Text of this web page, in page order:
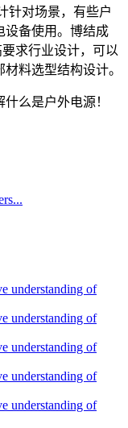
针对场景，有些户
设备使用。博结成
求行业设计，可以
料选型结构设计。
么是户外电源！
understanding of
understanding of
understanding of
understanding of
understanding of